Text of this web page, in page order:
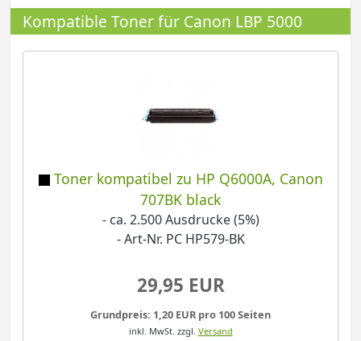
Kompatible Toner für Canon LBP 5000
Toner kompatibel zu HP Q6000A, Canon
707BK black
- ca. 2.500 Ausdrucke (5%)
- Art-Nr. PC HP579-BK
29,95 EUR
Grundpreis: 1,20 EUR pro 100 Seiten
inkl. MwSt. zzgl. Versand